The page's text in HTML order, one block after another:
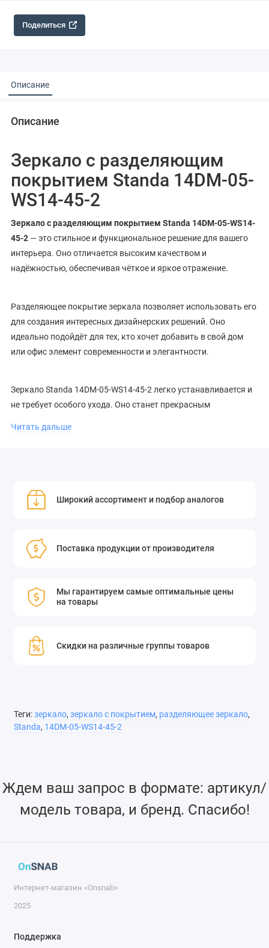
Поделиться
Описание
Описание
Зеркало с разделяющим
покрытием Standa 14DM-05-
WS14-45-2
Зеркало с разделяющим покрытием Standa 14DM-05-WS14-
45-2 — это стильное и функциональное решение для вашего
интерьера. Оно отличается высоким качеством и
надёжностью, обеспечивая чёткое и яркое отражение.
Разделяющее покрытие зеркала позволяет использовать его
для создания интересных дизайнерских решений. Оно
идеально подойдёт для тех, кто хочет добавить в свой дом
или офис элемент современности и элегантности.
Зеркало Standa 14DM-05-WS14-45-2 легко устанавливается и
не требует особого ухода. Оно станет прекрасным
и уют.
определенного спектрального диапазона и разделяет
области спектра или определенные длины волн (гармоники)
отражается, а другие передаются.
Читать дальше
Широкий ассортимент и подбор аналогов
Поставка продукции от производителя
Мы гарантируем самые оптимальные цены
на товары
Скидки на различные группы товаров
Теги:зеркало, зеркало с покрытием, разделяющее зеркало,
Standa, 14DM-05-WS14-45-2
Ждем ваш запрос в формате: артикул/
модель товара, и бренд. Спасибо!
Интернет-магазин «Onsnab»
2025
Поддержка